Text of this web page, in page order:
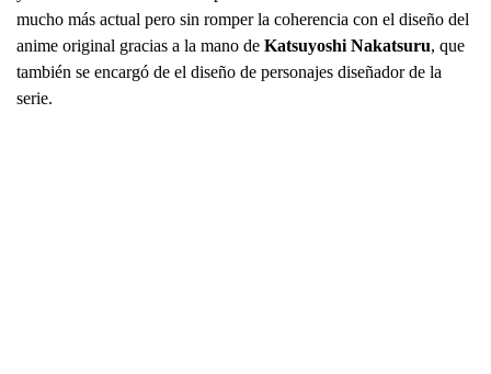
mucho más actual pero sin romper la coherencia con el diseño del
anime original gracias a la mano de Katsuyoshi Nakatsuru, que
también se encargó de el diseño de personajes diseñador de la
serie.